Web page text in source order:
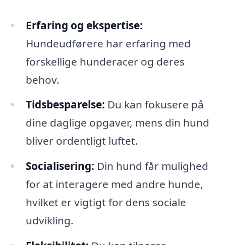
Erfaring og ekspertise:
Hundeudførere har erfaring med
forskellige hunderacer og deres
behov.
Tidsbesparelse: Du kan fokusere på
dine daglige opgaver, mens din hund
bliver ordentligt luftet.
Socialisering: Din hund får mulighed
for at interagere med andre hunde,
hvilket er vigtigt for dens sociale
udvikling.